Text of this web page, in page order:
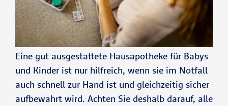
Eine gut ausgestattete Hausapotheke für Babys
und Kinder ist nur hilfreich, wenn sie im Notfall
auch schnell zur Hand ist und gleichzeitig sicher
aufbewahrt wird. Achten Sie deshalb darauf, alle